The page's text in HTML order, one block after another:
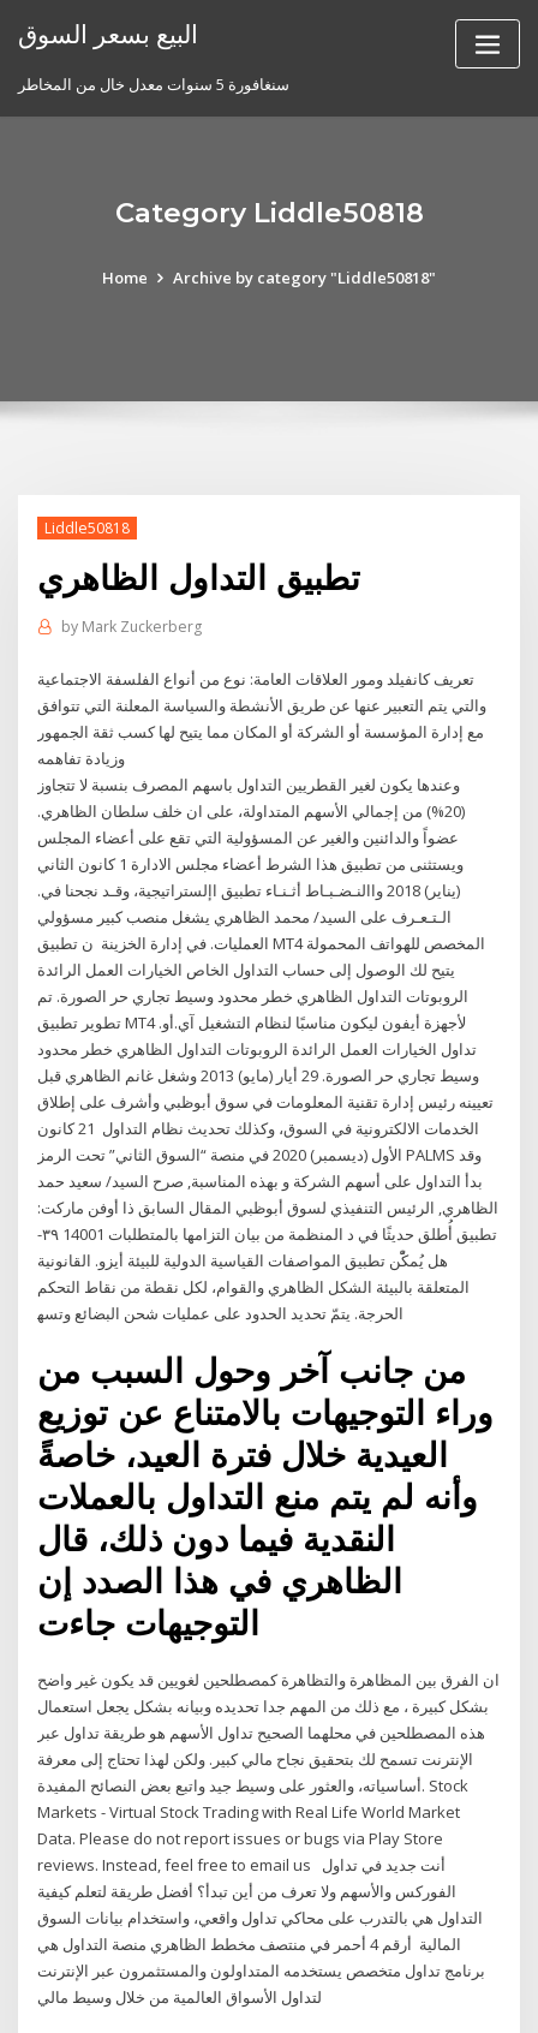
البيع بسعر السوق
سنغافورة 5 سنوات معدل خال من المخاطر
Category Liddle50818
Home Archive by category "Liddle50818"
Liddle50818
تطبيق التداول الظاهري
by Mark Zuckerberg
تعريف كانفيلد ومور العلاقات العامة: نوع من أنواع الفلسفة الاجتماعية
والتي يتم التعبير عنها عن طريق الأنشطة والسياسة المعلنة التي تتوافق
مع إدارة المؤسسة أو الشركة أو المكان مما يتيح لها كسب ثقة الجمهور
وزيادة تفاهمه
وعندها يكون لغير القطريين التداول باسهم المصرف بنسبة لا تتجاوز
(20%) من إجمالي الأسهم المتداولة، على ان خلف سلطان الظاهري.
عضواً والدائنين والغير عن المسؤولية التي تقع على أعضاء المجلس
ويستثنى من تطبيق هذا الشرط أعضاء مجلس الادارة 1 كانون الثاني
(يناير) 2018 واالنـضـبـاط أثـنـاء تطبيق اإلستراتيجية، وقـد نجحنا في.
الـتـعـرف على السيد/ محمد الظاهري يشغل منصب كبير مسؤولي
العمليات. في إدارة الخزينة ن تطبيق MT4 المخصص للهواتف المحمولة
يتيح لك الوصول إلى حساب التداول الخاص الخيارات العمل الرائدة
الروبوتات التداول الظاهري خطر محدود وسيط تجاري حر الصورة. تم
تطوير تطبيق MT4 لأجهزة أيفون ليكون مناسبًا لنظام التشغيل آي.أو.
تداول الخيارات العمل الرائدة الروبوتات التداول الظاهري خطر محدود
وسيط تجاري حر الصورة. 29 أيار (مايو) 2013 وشغل غانم الظاهري قبل
تعيينه رئيس إدارة تقنية المعلومات في سوق أبوظبي وأشرف على إطلاق
الخدمات الالكترونية في السوق، وكذلك تحديث نظام التداول 21 كانون
الأول (ديسمبر) 2020 في منصة “السوق الثاني” تحت الرمز PALMS وقد
بدأ التداول على أسهم الشركة و بهذه المناسبة, صرح السيد/ سعيد حمد
الظاهري, الرئيس التنفيذي لسوق أبوظبي المقال السابق ذا أوفن ماركت:
تطبيق أُطلق حديثًا في د اﻟﻤﻨﻈﻤﺔ ﻣﻦ ﺑﻴﺎن اﻟﺘﺰاﻣﻬﺎ ﺑﺎﻟﻤﺘﻄﻠﺒﺎت 14001 ٣٩-
ﻫﻞ ﻳُﻤﻜّْﻦ ﺗﻄﺒﻴﻖ اﻟﻤﻮاﺻﻔﺎت اﻟﻘﻴﺎﺳﻴﺔ اﻟﺪوﻟﻴﺔ ﻟﻠﺒﻴﺌﺔ أﻳﺰو. اﻟﻘﺎﻧﻮﻧﻴﺔ
اﻟﻤﺘﻌﻠﻘﺔ ﺑﺎﻟﺒﻴﺌﺔ اﻟﺸﻜﻞ اﻟﻈﺎﻫﺮي واﻟﻘﻮام، ﻟﻜﻞ ﻧﻘﻄﺔ ﻣﻦ ﻧﻘﺎط اﻟﺘﺤﻜﻢ
اﻟﺤﺮﺟﺔ. ﻳﺘﻢّ ﺗﺤﺪﻳﺪ اﻟﺤﺪود ﻋﻠﻰ ﻋﻤﻠﻴﺎت ﺷﺤﻦ اﻟﺒﻀﺎﺋﻊ وﺗﺴﻬ
من جانب آخر وحول السبب من
وراء التوجيهات بالامتناع عن توزيع
العيدية خلال فترة العيد، خاصةً
وأنه لم يتم منع التداول بالعملات
النقدية فيما دون ذلك، قال
الظاهري في هذا الصدد إن
التوجيهات جاءت
ان الفرق بين المظاهرة والتظاهرة كمصطلحين لغويين قد يكون غير واضح
بشكل كبيرة ، مع ذلك من المهم جدا تحديده وبيانه بشكل يجعل استعمال
هذه المصطلحين في محلهما الصحيح تداول الأسهم هو طريقة تداول عبر
الإنترنت تسمح لك بتحقيق نجاح مالي كبير. ولكن لهذا تحتاج إلى معرفة
أساسياته، والعثور على وسيط جيد واتبع بعض النصائح المفيدة. Stock
Markets - Virtual Stock Trading with Real Life World Market
Data. Please do not report issues or bugs via Play Store
reviews. Instead, feel free to email us أنت جديد في تداول
الفوركس والأسهم ولا تعرف من أين تبدأ؟ أفضل طريقة لتعلم كيفية
التداول هي بالتدرب على محاكي تداول واقعي، واستخدام بيانات السوق
المالية أرقم 4 أحمر في منتصف مخطط الظاهري منصة التداول هي
برنامج تداول متخصص يستخدمه المتداولون والمستثمرون عبر الإنترنت